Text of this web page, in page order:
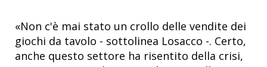
«Non c'è mai stato un crollo delle vendite dei
giochi da tavolo - sottolinea Losacco -. Certo,
anche questo settore ha risentito della crisi,